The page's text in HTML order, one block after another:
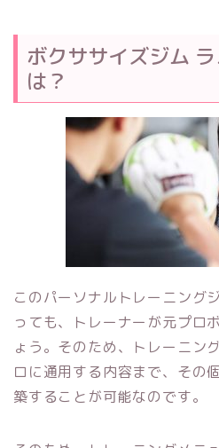
ボクササイズジム
は？
このパーソナルトレーニング
っても、トレーナーが元プロ
ょう。そのため、トレーニン
ロに通用する内容まで、その
築することが可能なのです。